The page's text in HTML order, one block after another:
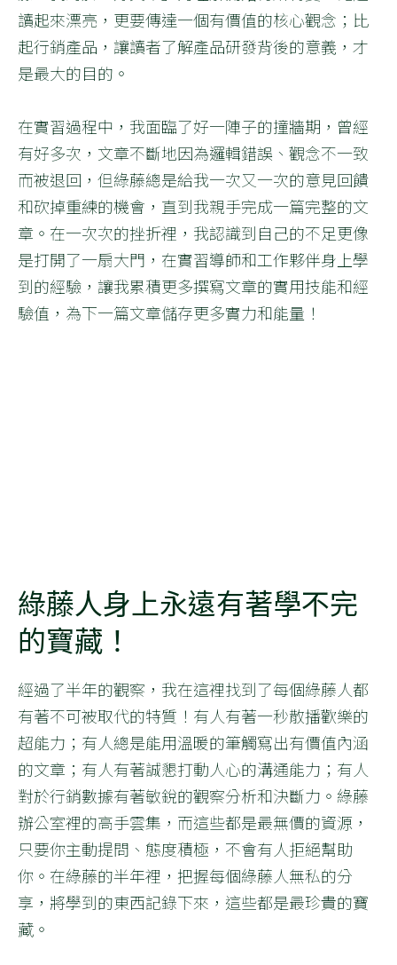
讀起來漂亮，更要傳達一個有價值的核心觀念；比
起行銷產品，讓讀者了解產品研發背後的意義，才
是最大的目的。
在實習過程中，我面臨了好一陣子的撞牆期，曾經
有好多次，文章不斷地因為邏輯錯誤、觀念不一致
而被退回，但綠藤總是給我一次又一次的意見回饋
和砍掉重練的機會，直到我親手完成一篇完整的文
章。在一次次的挫折裡，我認識到自己的不足更像
是打開了一扇大門，在實習導師和工作夥伴身上學
到的經驗，讓我累積更多撰寫文章的實用技能和經
驗值，為下一篇文章儲存更多實力和能量！
綠藤人身上永遠有著學不完
的寶藏！
經過了半年的觀察，我在這裡找到了每個綠藤人都
有著不可被取代的特質！有人有著一秒散播歡樂的
超能力；有人總是能用溫暖的筆觸寫出有價值內涵
的文章；有人有著誠懇打動人心的溝通能力；有人
對於行銷數據有著敏銳的觀察分析和決斷力。綠藤
辦公室裡的高手雲集，而這些都是最無價的資源，
只要你主動提問、態度積極，不會有人拒絕幫助
你。在綠藤的半年裡，把握每個綠藤人無私的分
享，將學到的東西記錄下來，這些都是最珍貴的寶
藏。